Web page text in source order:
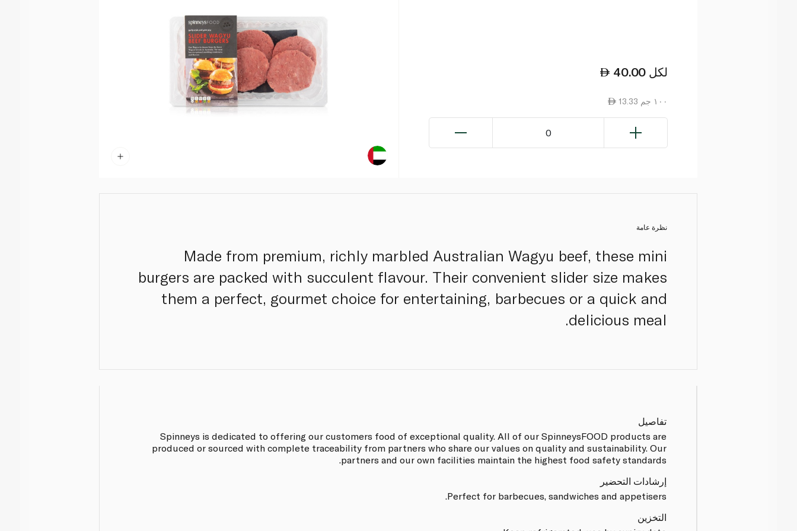
40.00 لكل
13.33 ١٠٠ جم
0
نظرة عامة
Made from premium, richly marbled Australian Wagyu beef, these mini
burgers are packed with succulent flavour. Their convenient slider size makes
them a perfect, gourmet choice for entertaining, barbecues or a quick and
delicious meal.
تفاصيل
Spinneys is dedicated to offering our customers food of exceptional quality. All of our SpinneysFOOD products are
produced or sourced with complete traceability from partners who share our values on quality and sustainability. Our
partners and our own facilities maintain the highest food safety standards.
إرشادات التحضير
Perfect for barbecues, sandwiches and appetisers.
التخزين